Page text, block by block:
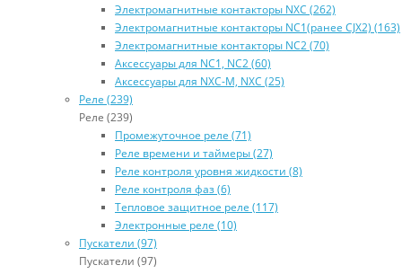
Электромагнитные контакторы NXC (262)
Электромагнитные контакторы NC1(ранее CJX2) (163)
Электромагнитные контакторы NC2 (70)
Аксессуары для NC1, NC2 (60)
Аксессуары для NXC-M, NXC (25)
Реле (239)
Реле (239)
Промежуточное реле (71)
Реле времени и таймеры (27)
Реле контроля уровня жидкости (8)
Реле контроля фаз (6)
Тепловое защитное реле (117)
Электронные реле (10)
Пускатели (97)
Пускатели (97)